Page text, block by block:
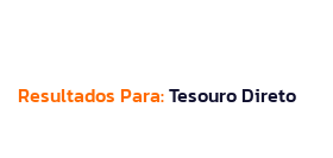
Resultados Para:Tesouro Direto